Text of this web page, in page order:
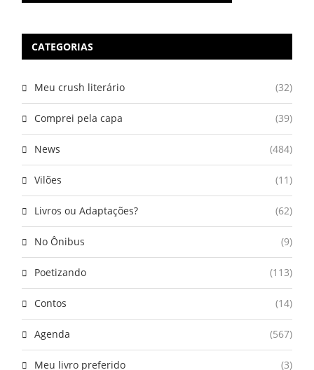
CATEGORIAS
Meu crush literário (32)
Comprei pela capa (39)
News (484)
Vilões (11)
Livros ou Adaptações? (62)
No Ônibus (9)
Poetizando (113)
Contos (14)
Agenda (567)
Meu livro preferido (3)